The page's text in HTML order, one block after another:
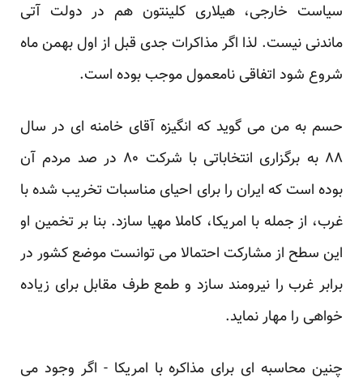
سیاست خارجی، هیلاری کلینتون هم در دولت آتی
ماندنی نیست. لذا اگر مذاکرات جدی قبل از اول بهمن ماه
شروع شود اتفاقی نامعمول موجب بوده است.
حسم به من می گوید که انگیزه آقای خامنه ای در سال
۸۸ به برگزاری انتخاباتی با شرکت ۸۰ در صد مردم آن
بوده است که ایران را برای احیای مناسبات تخریب شده با
غرب، از جمله با امریکا، کاملا مهیا سازد. بنا بر تخمین او
این سطح از مشارکت احتمالا می توانست موضع کشور در
برابر غرب را نیرومند سازد و طمع طرف مقابل برای زیاده
خواهی را مهار نماید.
چنین محاسبه ای برای مذاکره با امریکا - اگر وجود می